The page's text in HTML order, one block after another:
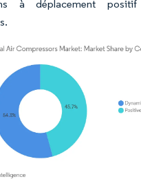
à déplacement positif